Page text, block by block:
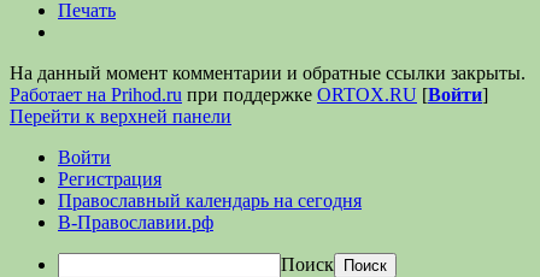
Печать
На данный момент комментарии и обратные ссылки закрыты.
Работает на Prihod.ru при поддержке ORTOX.RU [Войти]
Перейти к верхней панели
Войти
Регистрация
Православный календарь на сегодня
В-Православии.рф
Поиск